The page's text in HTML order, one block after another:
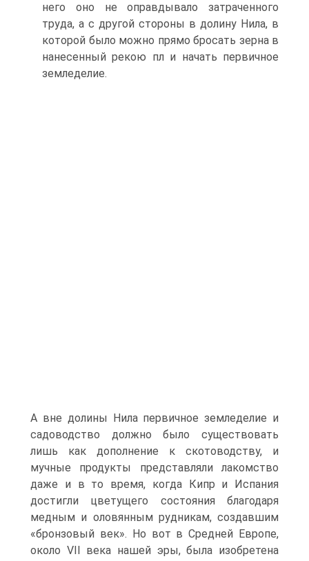
него оно не оправдывало затраченного
труда, а с другой стороны в долину Нила, в
которой было можно прямо бросать зерна в
нанесенный рекою пл и начать первичное
земледелие.
А вне долины Нила первичное земледелие и
садоводство должно было существовать
лишь как дополнение к скотоводству, и
мучные продукты представляли лакомство
даже и в то время, когда Кипр и Испания
достигли цветущего состояния благодаря
медным и оловянным рудникам, создавшим
«бронзовый век». Но вот в Средней Европе,
около VII века нашей эры, была изобретена